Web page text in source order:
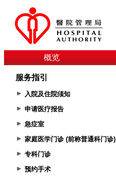
概览
服务指引
入院及住院须知
申请医疗报告
急症室
家庭医学门诊 (前称普通科门诊)
专科门诊
预约手术